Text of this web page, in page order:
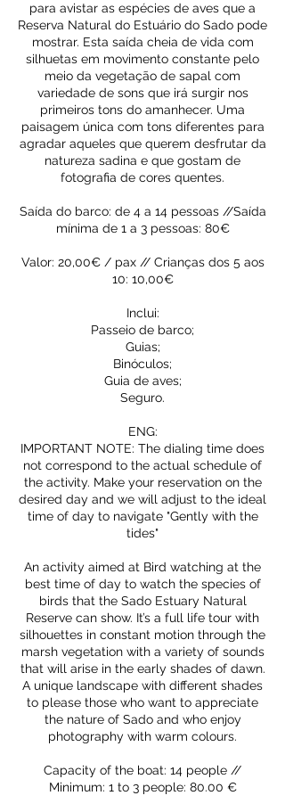
para avistar as espécies de aves que a
Reserva Natural do Estuário do Sado pode
mostrar. Esta saída cheia de vida com
silhuetas em movimento constante pelo
meio da vegetação de sapal com
variedade de sons que irá surgir nos
primeiros tons do amanhecer. Uma
paisagem única com tons diferentes para
agradar aqueles que querem desfrutar da
natureza sadina e que gostam de
fotografia de cores quentes.
Saída do barco: de 4 a 14 pessoas //Saída
mínima de 1 a 3 pessoas: 80€
Valor: 20,00€ / pax // Crianças dos 5 aos
10: 10,00€
Inclui:
Passeio de barco;
Guias;
Binóculos;
Guia de aves;
Seguro.
ENG:
IMPORTANT NOTE: The dialing time does
not correspond to the actual schedule of
the activity. Make your reservation on the
desired day and we will adjust to the ideal
time of day to navigate "Gently with the
tides"
An activity aimed at Bird watching at the
best time of day to watch the species of
birds that the Sado Estuary Natural
Reserve can show. It’s a full life tour with
silhouettes in constant motion through the
marsh vegetation with a variety of sounds
that will arise in the early shades of dawn.
A unique landscape with different shades
to please those who want to appreciate
the nature of Sado and who enjoy
photography with warm colours.
Capacity of the boat: 14 people //
Minimum: 1 to 3 people: 80.00 €